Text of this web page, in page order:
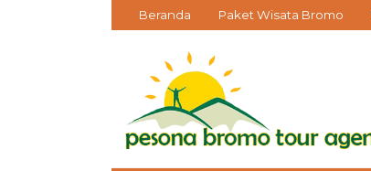
Beranda Paket Wisata Bromo